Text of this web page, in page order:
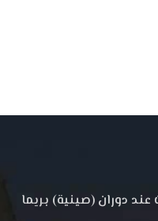
دوران (صينية) بريما